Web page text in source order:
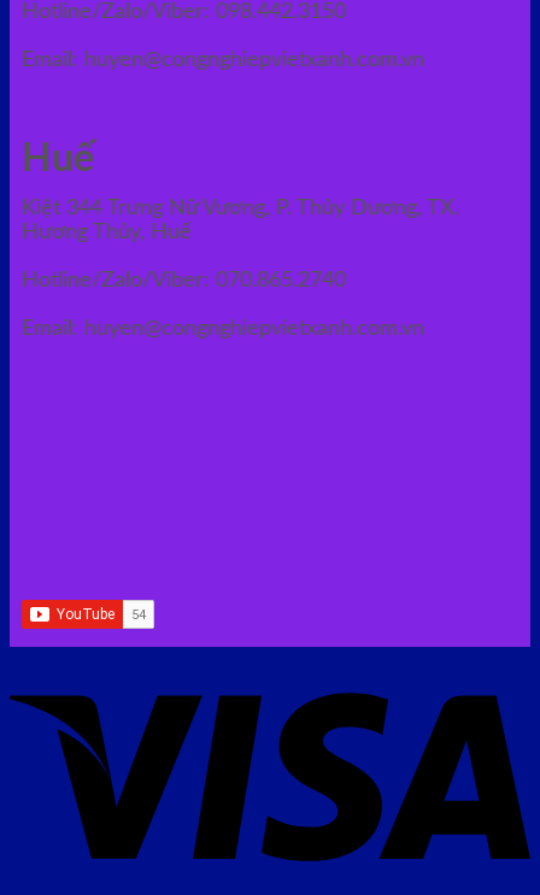
Hotline/Zalo/Viber: 098.442.3150
Email: huyen@congnghiepvietxanh.com.vn
Huế
Kiệt 344 Trưng Nữ Vương, P. Thủy Dương, TX.
Hương Thủy, Huế
Hotline/Zalo/Viber: 070.865.2740
Email: huyen@congnghiepvietxanh.com.vn